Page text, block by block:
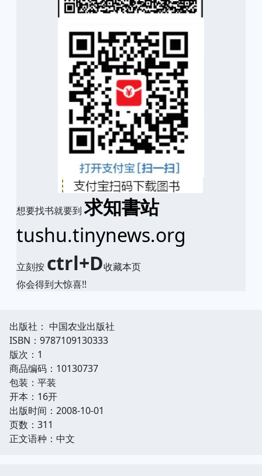
想要找书就要到求知書站
tushu.tinynews.org
立刻按 ctrl+D收藏本页
你会得到大惊喜!!
出版社： 中国农业出版社
ISBN：9787109130333
版次：1
商品编码：10130737
包装：平装
开本：16开
出版时间：2008-10-01
页数：311
正文语种：中文